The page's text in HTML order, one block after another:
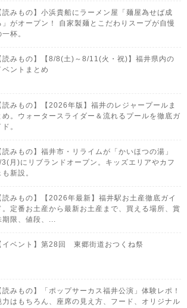
読みもの】小浜貴船にラーメン屋「麺屋為せば成
」がオープン！ 自家製麺とこだわりスープが自慢
一杯。
読みもの】【8/8(土)～8/11(火・祝)】福井県内の
ベントまとめ
読みもの】【2026年版】福井のレジャープールま
め。ウォータースライダー＆流れるプールを徹底ガ
ド。
読みもの】福井市・リライムが「かいほつの湯」
月)にリブランドオープン。キッズエリアやカフ
も新設。
読みもの】【2026年最新】福井駅お土産徹底ガイ
。定番お土産から最新お土産まで、買える場所、賞
期限、値段、...
イベント】第28回 東郷街道おつくね祭
読みもの】「ポップサーカス福井公演」体験レポ！
力はもちろん、座席の見え方、フード、オリジナル